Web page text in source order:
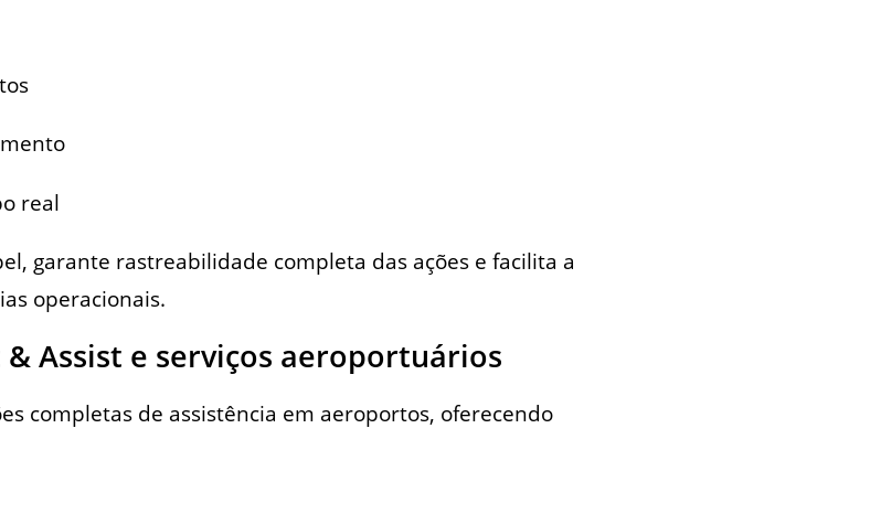
real
garante rastreabilidade completa das ações e facilita a
operacionais.
Assist e serviços aeroportuários
completas de assistência em aeroportos, oferecendo